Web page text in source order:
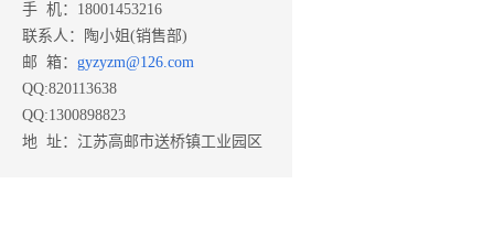
手 机：18001453216
联系人：陶小姐(销售部)
邮 箱： gyzyzm@126.com
QQ:820113638
QQ:1300898823
地 址：江苏高邮市送桥镇工业园区